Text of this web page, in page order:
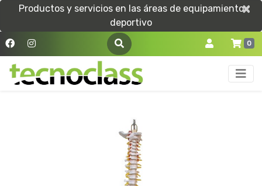
Productos y servicios en las áreas de equipamiento
deportivo
×
×
0